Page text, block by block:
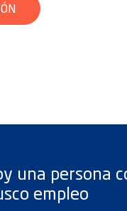
una persona
empleo